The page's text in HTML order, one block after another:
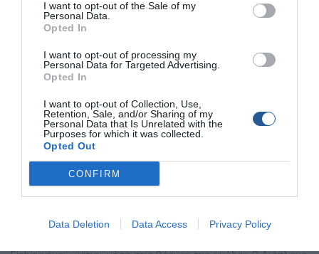
I want to opt-out of the Sale of my
Personal Data.
Opted In
I want to opt-out of processing my
Personal Data for Targeted Advertising.
Opted In
I want to opt-out of Collection, Use,
Retention, Sale, and/or Sharing of my
Personal Data that Is Unrelated with the
Purposes for which it was collected.
Opted Out
CONFIRM
Data Deletion Data Access Privacy Policy
Σύμπλευση: Βγάζουν τα υλικά και τα
κιβώτια στο ντόκο χορεύοντας!
Η Σύμπλευση πραγματοποιεί τον 8ο Διάπλου της στα μικρά